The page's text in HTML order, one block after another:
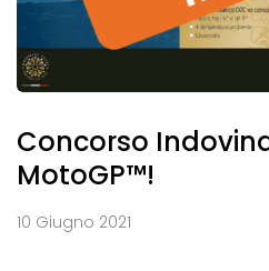
Concorso
MotoGP™!
10 Giugno 2021